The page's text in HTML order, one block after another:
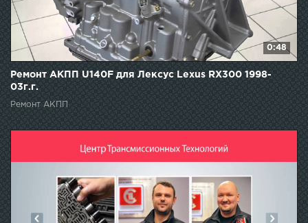
0:48
Ремонт АКПП U140F для Лексус Lexus RX300 1998-
03г.г.
Ремонт АКПП